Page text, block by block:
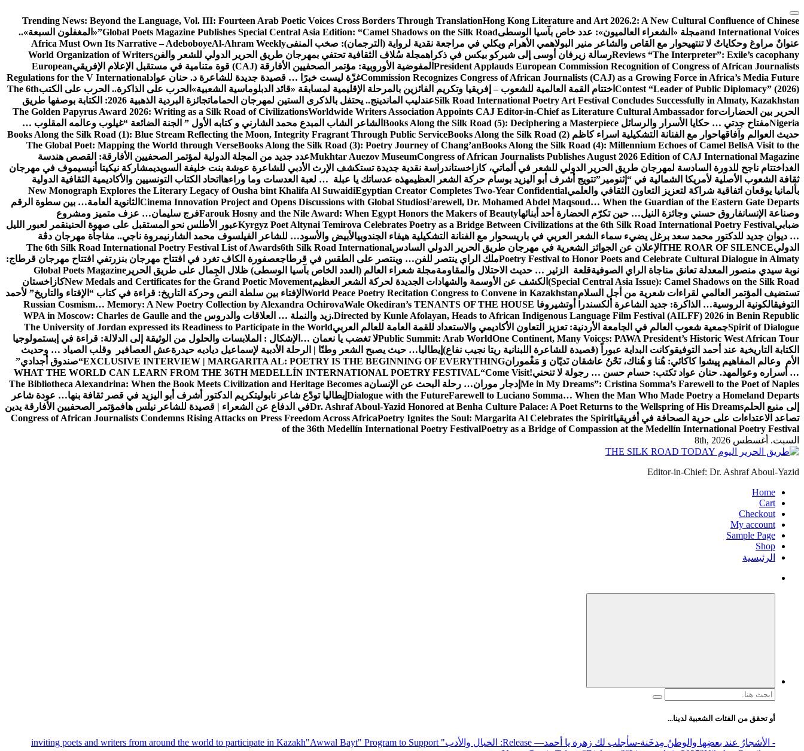
التجاوز
إلى
المحتوى
Trending News: Beyond the Language, Vol. III: Fourteen Arab Poetic Voices Cross Borders Through TranslationHong Kong Literature and Art 2026.2: A New Cultural Confluence of Chinese
and International Voicesمجلة «الشعراء العالميون»: عدد خاص بآسيا الوسطىGlobal Poets Magazine Publishes Special Central Asia Edition: “Camel Shadows on the Silk Road” «المغفلون السبعة»..
عنوانٌ مراوغ وحكاياتٌ لا تنتهيحوار مع القاص والشاعر منير البولاهمي الأهرام ويكلي في مراجعة نقدية لرواية (الترجمان): صخب المنفى Africa Must Own Its Narrative – AdeboboyeAl-Ahram Weekly
Reviews “The Interpreter”: Exile’s cacophanyرسالة زيرفان أوسى إلى شيركو بيكس في ذكراهمجلة سُلاف الثقافية تحتفي بمهرجان طريق الحرير الدولي للشعر والفنWorld Organization of Writers
President Applauds European Commission Recognition of Congress of African Journalists المفوضية الأوروبية: مؤتمر الصحفيين الأفارقة (CAJ) قوة متنامية في مستقبل الإعلام الإفريقي
European
Commission Recognizes Congress of African Journalists (CAJ) as a Growing Force in Africa’s Media Futureغزّة ليست خبرًا … قصيدة جديدة للشاعرة د. حنان عوادRegulations for the V International
Contest “Leader of Public Diplomacy” (2026) اختتام القمة العالمية للشعوب – إفريقيا وتكريم الفائزين بالمرحلة الإقليمية لمسابقة «قائد الدبلوماسية الشعبية» الحرب على الذاكرة.. الحرب على الكتبThe 6th
Silk Road International Poetry Art Festival Concludes Successfully in Almaty, Kazakhstanعندليب الماندينج.. يحتفل بالذكرى الستين لمهرجان الحمامات
جائزة البردية الذهبية 2026: الكتابة بوصفها طريق
الحرير بين الحضارات
The Golden Papyrus Award 2026: Writing as a Silk Road of CivilizationsWorldwide Writers Association Appoints CAJ Editor-in-Chief as Literature Cultural Ambassador for
Nigeriaمفتاح جدتي … حكايا الأسرار والرسائل Books Along the Silk Road (5): Deciphering a Masterpiece الشاعر الشاب المبدع محمد الشارني و كتابه الأول ” الجنة الضائعة “غيلوب وعالمه المقلوب …
حديث العوالم وآفاقهاحوار مع الفنانة التشكيلية اسراء كاظم Books Along the Silk Road (1): Blue Stream Reflecting the Moon, Integrity Fragrant Through Public ServiceBooks Along the Silk Road (2)
The Global Poet: Mapping the World through VerseBooks Along the Silk Road (3): Poetry Journey of Chang’anBooks Along the Silk Road (4): Millennium Echoes of Camel BellsA Visit to the
Mukhtar Auezov MuseumCongress of African Journalists Publishes August 2026 Edition of CAJ International Magazine
عدد جديد من المجلة الدولية لمؤتمر الصحفيين الأفارقة: القصص هندسة
الغد اختتام ناجح للدورة السادسة لمهرجان طريق الحرير الدولي للشعر في ألماتي، كازاخستاندراسة نقدية جديدة تستكشف الإرث الأدبي للشاعرة عوشة بنت خليفة السويديمشاركة نيكيتا أنيسيموف في مهرجان
ثقافة الشعوب الأصلية لأمريكا الشمالية في “إثنومير”تتويج أشرف أبو اليزيد بوسام حركة الشعر العظيمهذه عدساتك يا عبلة … لعبة العدسات وما وراءها اتحاد الكتاب التونسيين والأكاديمية الثقافية الدولية
بألمانيا يوقعان اتفاقية شراكة لتعزيز التعاون الثقافي والعلمي
New Monograph Explores the Literary Legacy of Ousha bint Khalifa Al SuwaidiEgyptian Creator Completes Two-Year Confidential
Cinema Innovation Project and Opens Discussions with Global StudiosFarewell, Dr. Mohamed Abdel Maqsoud… When the Guardian of the Eastern Gate Departs
الثانوية العامة… بين سطوة الرقم
وصناعة الإنسانفاروق حسني وجائزة النيل… حين تكرّم الحضارة أحد أبنائهاFarouk Hosny and the Nile Award: When Egypt Honors the Makers of Beautyفرج سليمان… عزف متميز ومشروع
ضبابيKyrgyz Poet Altynai Temirova Celebrates Poetry as a Bridge Between Civilizations at the 6th Silk Road International Poetry Festivalعبور الأطلس نحو المستقبل على صهوة الحنينقمر لعبور الليل
… ديوان جديد للدكتور محمد سعد برغل يضيء سماء الشعر العربي في باريسحوار مع الفنانة التشكيلية هيفاء الجندوبيالأبيض والأسود… للشاعر الفيلسوف محمد الشارنيمروة ناجي.. مفاجأة مهرجان دڨة
الدوليTHE ROAR OF SILENCE الإعلان عن الجوائز الشعرية في مهرجان طريق الحرير الدولي السادس The 6th Silk Road International Poetry Festival List of Awards6th Silk Road International
Poetry Festival to Honor Poets and Celebrate Cultural Dialogue in Almatyملك الراي ينتصر للفن… وينتصر على الطقس في قرطاجعصفورة الكاف تغرد في افتتاح مهرجان بنزرتفي افتتاح مهرجان قرطاج:
نوبة سيدي منصور المعدلة تعانق مناجاة الراي الصوفيةقلعة الزئير … حديث الاحتلال والمقاومةمجلة شعراء العالم (العدد الخاص بآسيا الوسطى) ظلال الجِمال على طريق الحرير Global Poets Magazine
(Special Central Asia Issue): Camel Shadows on the Silk Road الكشف عن الأوسمة والشهادات الجديدة لحركة الشعر العظيمNew Medals and Certificates for the Grand Poetic Movementكازاخستان
تستضيف المؤتمر العالمي لقراءات شعرية من أجل السلامWorld Peace Poetry Recitation Congress to Convene in Kazakhstan الإفتاء بين سلطة النص وحركة التاريخ: قراءة في كتاب “الإفتاء والتاريخ” لأحمد
التوفيقالكونية الروسية… الذاكرة: جديد الشاعرة ألكسندرا أوتشيروفا Russian Cosmism… Memory: A New Poetry Collection by Alexandra OchirovaWale Okediran’s TENANTS OF THE HOUSE
Directed by Kunle Afolayan, Heads to African Indigenous Language Film Festival (AILFF) 2026 in Benin Republic. زيد والنملة … العلاقات والدروس WPA in Moscow: Charles de Gaulle and the
Spirit of Dialogueجمعية شعوب العالم في الجامعة الأردنية: تعزيز التعاون الأكاديمي والاستعداد للقمة العامة للعالم العربيThe University of Jordan expressed its Readiness to Participate in the World
Public Summit: Arab WorldOne Continent, Many Voices: PAWA President’s Historic West African Tour لا تغضب يا نعمان …الإشكال : الملابسات والحلول من الوثيقة إلى الدلالة: قراءة في إبستمولوجيا
الكتابة التاريخية عند أحمد التوفيقوكانت البداية عبوراً (قصيدة للشاعرة اللبنانية ريتا نجيب نفاع) إيطاليا… حيث يصبح الشعر وطنًا | الرحلة الأدبية لإسماعيل دياديه حيدرةعش العصافير وقلب الصياد … وحديث
الأم وعالم المفاهيم پیشوا کاکائي: هُنا وَ هُناك، نَحْنُ عاشقان نَديّان وَ مَغْمورانEXCLUSIVE INTERVIEW | MARGARITA AL: POETRY IS THE BEGINNING OF EVERYTHING“صندوق أجدادي”
… أسراره وعوالمهد. حنان عواد تكتب: حسام حسن … رجولة لا تنحني! WHAT THE WORLD CAN LEARN FROM THE 36TH MEDELLÍN INTERNATIONAL POETRY FESTIVAL“Come Visit
Me in My Dreams”: Cristina Somma’s Farewell to the Poet of Naples إدجار موران… رحلة البحث عن الإنسانThe Bibliotheca Alexandrina: When the Book Meets Civilization and Heritage Becomes a
Dialogue with the FutureFarewell to Luciano Somma… When the Man Who Made Poetry a Homeland Departs إيطاليا تودّع شاعر نابوليتكريم الدكتور أشرف أبو اليزيد في قصر ثقافة بنها… عودة شاعر
إلى منبع الحلمDr. Ashraf Aboul-Yazid Honored at Benha Culture Palace: A Poet Returns to the Wellspring of His Dreamsفي الدفاع عن الشعراء | قصيدة للشاعر نيلس هافمؤتمر الصحفيين الأفارقة يدين
تصاعد الاعتداءات على حرية الصحافة في أفريقيا
Congress of African Journalists Condemns Rising Attacks on Press Freedom Across AfricaPoetry Ignites the Soul: Margarita Al Celebrates the Spirit
of the 36th Medellín International Poetry FestivalPoetry as a Bridge of Compassion at the Medellín International Poetry Festival
السبت. أغسطس 8th, 2026
Editor-in-Chief: Dr. Ashraf Aboul-Yazid
Home
Cart
Checkout
My account
Sample Page
Shop
الرئيسية
البحث
أو تحقق من الفئات الشعبية لدينا...
- الأشجارُ عند بعضِها والوطنُ مِدخَنة-سأجلب لك زهرة يا أحمد— Release : الخيال والأدب" inviting poets and writers from around the world to participate in Kazakh
"Awwal Bayt" Program to Support